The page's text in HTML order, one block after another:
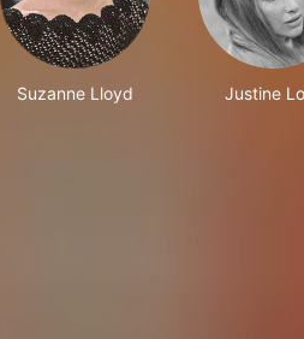
Suzanne Lloyd Justine